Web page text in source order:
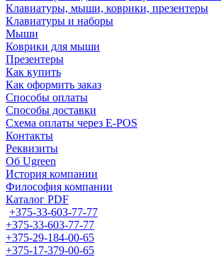
Клавиатуры, мыши, коврики, презентеры
Клавиатуры и наборы
Мыши
Коврики для мыши
Презентеры
Как купить
Как оформить заказ
Способы оплаты
Способы доставки
Схема оплаты через E-POS
Контакты
Реквизиты
Об Ugreen
История компании
Философия компании
Каталог PDF
+375-33-603-77-77
+375-33-603-77-77
+375-29-184-00-65
+375-17-379-00-65